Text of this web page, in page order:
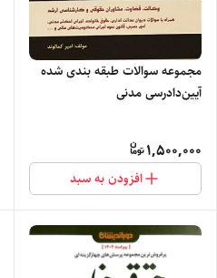
مجموعه سوالات طبقه بندی شده
آیین‌دادرسی مدنی
1,500,000
افزودن به سبد